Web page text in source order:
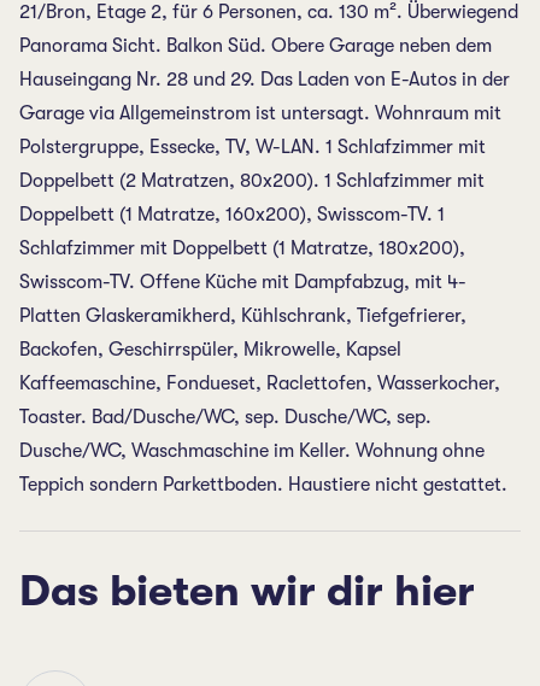
21/Bron, Etage 2, für 6 Personen, ca. 130 m². Überwiegend
Panorama Sicht. Balkon Süd. Obere Garage neben dem
Hauseingang Nr. 28 und 29. Das Laden von E-Autos in der
Garage via Allgemeinstrom ist untersagt. Wohnraum mit
Polstergruppe, Essecke, TV, W-LAN. 1 Schlafzimmer mit
Doppelbett (2 Matratzen, 80x200). 1 Schlafzimmer mit
Doppelbett (1 Matratze, 160x200), Swisscom-TV. 1
Schlafzimmer mit Doppelbett (1 Matratze, 180x200),
Swisscom-TV. Offene Küche mit Dampfabzug, mit 4-
Platten Glaskeramikherd, Kühlschrank, Tiefgefrierer,
Backofen, Geschirrspüler, Mikrowelle, Kapsel
Kaffeemaschine, Fondueset, Raclettofen, Wasserkocher,
Toaster. Bad/Dusche/WC, sep. Dusche/WC, sep.
Dusche/WC, Waschmaschine im Keller. Wohnung ohne
Teppich sondern Parkettboden. Haustiere nicht gestattet.
Das bieten wir dir hier